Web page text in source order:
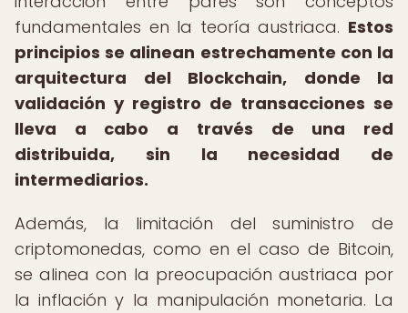
fundamentales en la teoría austriaca. Estos
principios se alinean estrechamente con la
arquitectura del Blockchain, donde la
validación y registro de transacciones se
lleva a cabo a través de una red
distribuida, sin la necesidad de
intermediarios.
Además, la limitación del suministro de
criptomonedas, como en el caso de Bitcoin,
se alinea con la preocupación austriaca por
la inflación y la manipulación monetaria. La